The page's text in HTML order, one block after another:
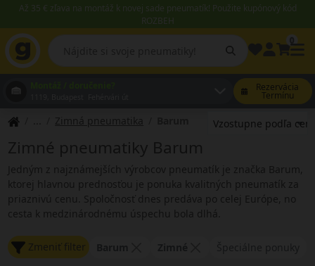
Až 35 € zľava na montáž k novej sade pneumatík! Použite kupónový kód
ROZBEH
Rezervácia
Termínu
Zimná pneumatika
Zimné pneumatiky Barum
Jedným z najznámejších výrobcov pneumatík je značka Barum,
ktorej hlavnou prednosťou je ponuka kvalitných pneumatík za
priaznivú cenu. Spoločnosť dnes predáva po celej Európe, no
cesta k medzinárodnému úspechu bola dlhá.
Zmeniť filter